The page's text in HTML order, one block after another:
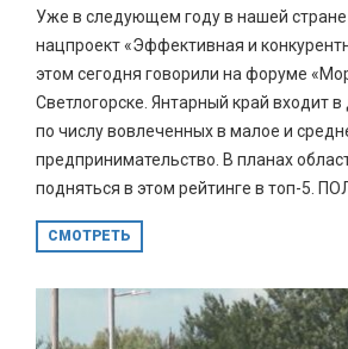
Уже в следующем году в нашей
нацпроект «Эффективная и
этом сегодня говорили на форуме
Светлогорске. Янтарный край входит в
по числу вовлеченных в малое и
предпринимательство. В планах
подняться в этом рейтинге в топ-5.
СМОТРЕТЬ